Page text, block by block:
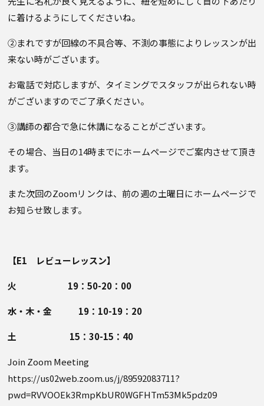
に着けるようにしてくださいね。
②まれですが回線の不具合等、不測の事態によりレッスンが出
来ない時がございます。
お電話で対応しますが、タイミングでスタッフが出られない時
がございますのでご了承ください。
③講師の都合で急に休講になることがございます。
その場合、当日の14時までにホームページでご案内させて頂き
ます。
また次回のZoomリンクは、前の週の土曜日にホームページで
お知らせ致します。
【E1 レビューレッスン】
火 19：50-20：00
水・木・金 19：10-19：20
土 15：30-15：40
Join Zoom Meeting
https://us02web.zoom.us/j/89592083711?
pwd=RVVOOEk3RmpKbUR0WGFHTm53Mk5pdz09